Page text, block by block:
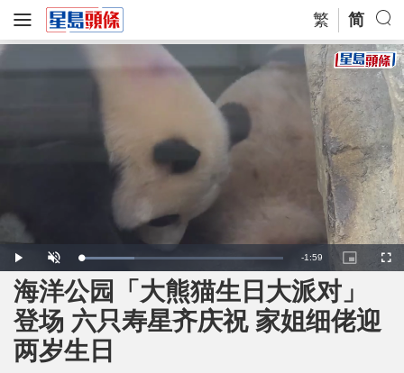
繁 简
P
l
a
y
U
n
m
u
t
e
L
o
a
d
e
d
:
2
.
1
8
R
e
m
-1:59
P
i
t
e
-
i
F
u
海洋公园「大熊猫生日大派对」
登场 六只寿星齐庆祝 家姐细佬迎
两岁生日